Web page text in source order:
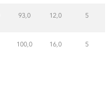
93,0 12,0 5
100,0 16,0 5